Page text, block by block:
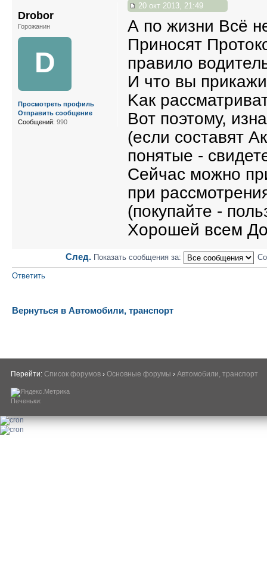
20 окт 2013, 21:49
А по жизни Всё
Приносят
правило
И что вы
Kак
Вот поэтому,
(если составят
понятые -
Сейчас можно
при
(покупайте -
Хорошей всем
Drobor
Горожанин
D
Просмотреть профиль
Отправить сообщение
Сообщений: 990
След. Показать сообщения за:
Ответить
Вернуться в Автомобили, транспорт
Перейти: Список форумов › Основные форумы › Автомобили, транспорт
Печеньки: